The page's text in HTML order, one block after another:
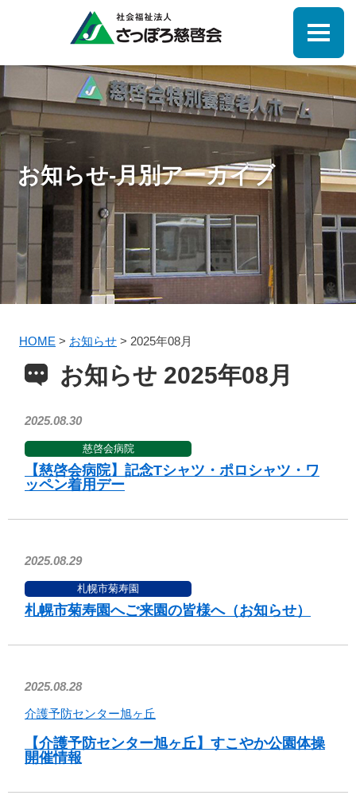
お知らせ-月別アーカイブ
HOME > お知らせ > 2025年08月
お知らせ 2025年08月
2025.08.30
慈啓会病院
【慈啓会病院】記念Tシャツ・ポロシャツ・ワ
ッペン着用デー
2025.08.29
札幌市菊寿園
札幌市菊寿園へご来園の皆様へ（お知らせ）
2025.08.28
介護予防センター旭ヶ丘
【介護予防センター旭ヶ丘】すこやか公園体操
開催情報